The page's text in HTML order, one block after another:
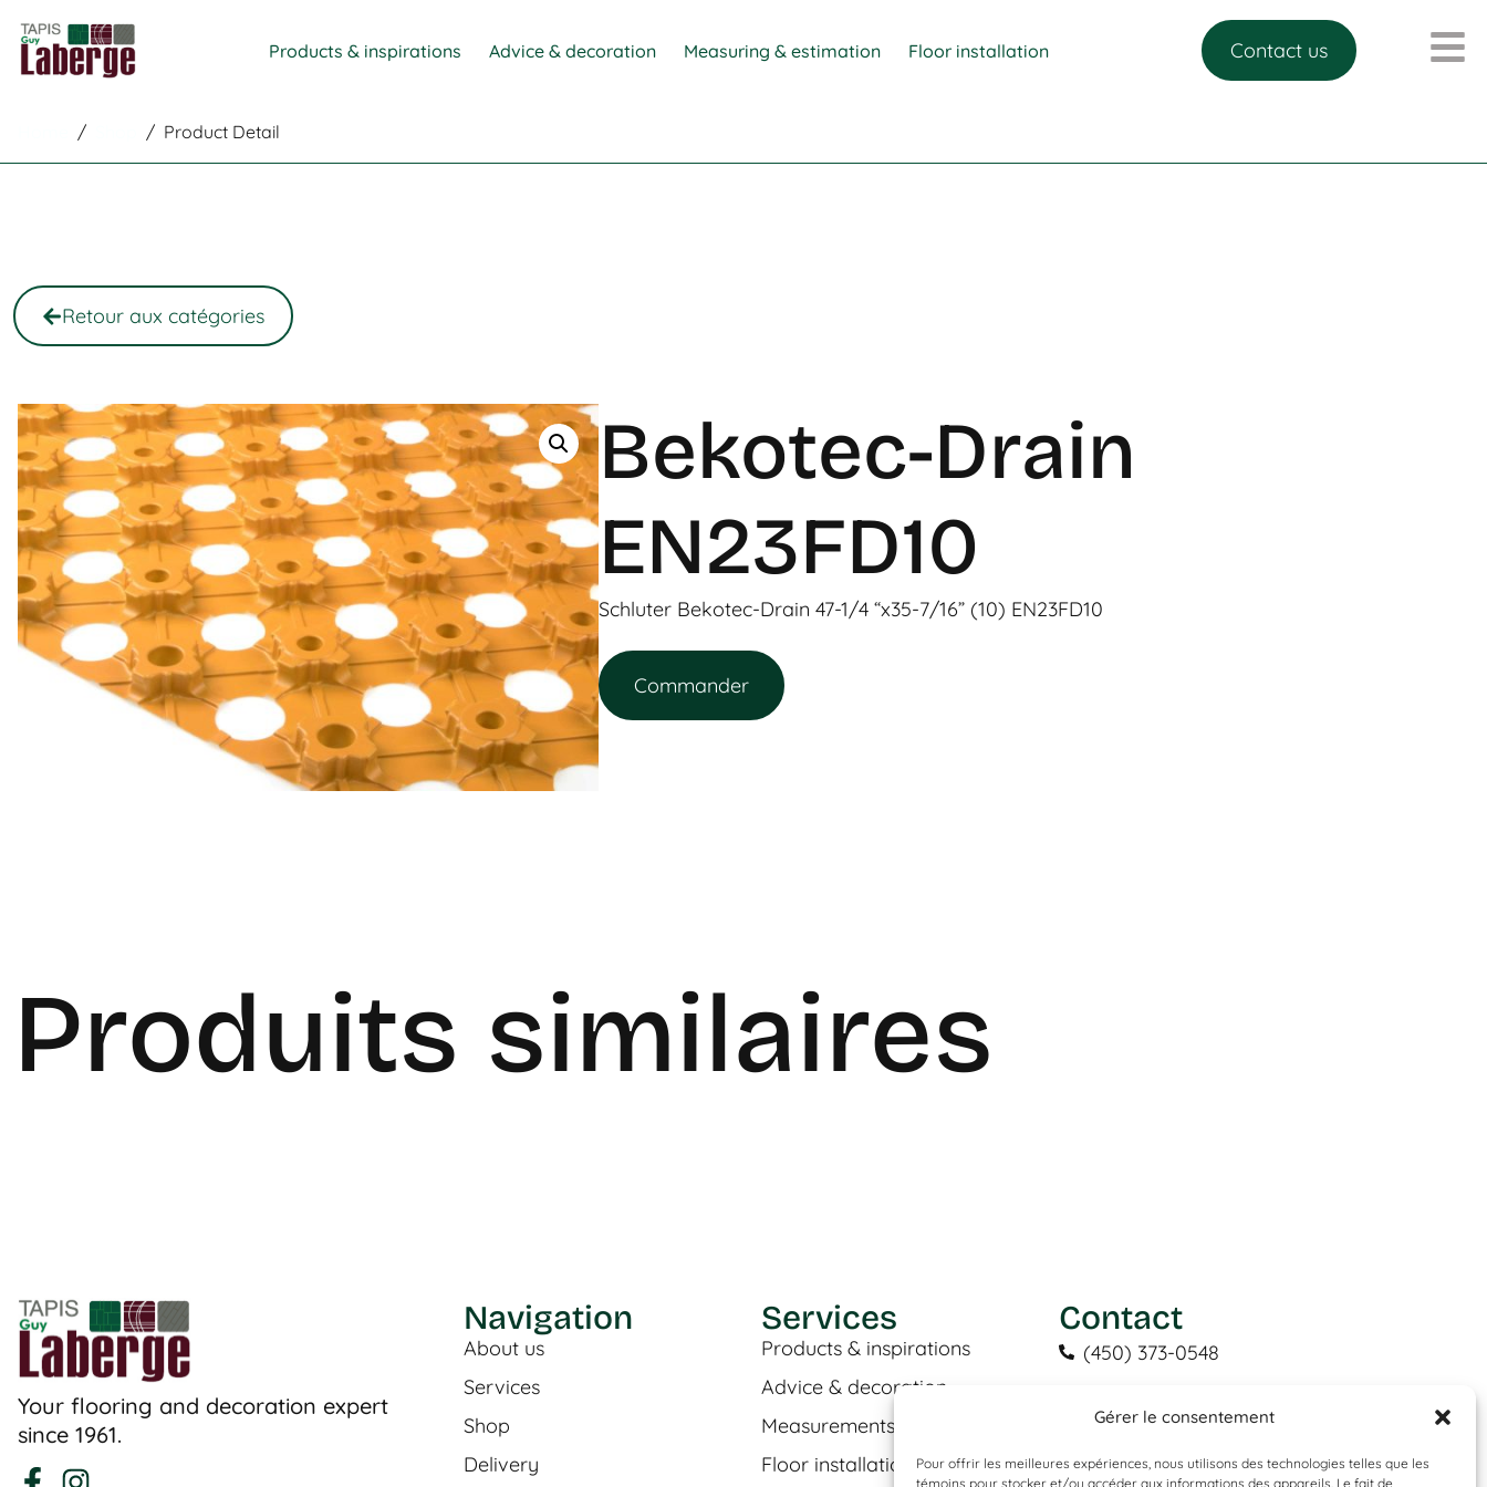
Gérer le consentement
Pour offrir les meilleures expériences, nous utilisons des technologies telles que les
témoins pour stocker et/ou accéder aux informations des appareils. Le fait de
Products & inspirations Advice & decoration Measuring & estimation Floor installation Contact us
/ / Product Detail
Retour aux catégories
Bekotec-Drain
EN23FD10
Schluter Bekotec-Drain 47-1/4 “x35-7/16” (10) EN23FD10
Commander
Produits similaires
Your flooring and decoration expert
since 1961.
Navigation
About us
Services
Shop
Delivery
Services
Products & inspirations
Advice & decoration
Measurements & estimation
Floor installation
Contact
(450) 373-0548
Salaberry-de-Valleyfield, QC J6S 4Y2